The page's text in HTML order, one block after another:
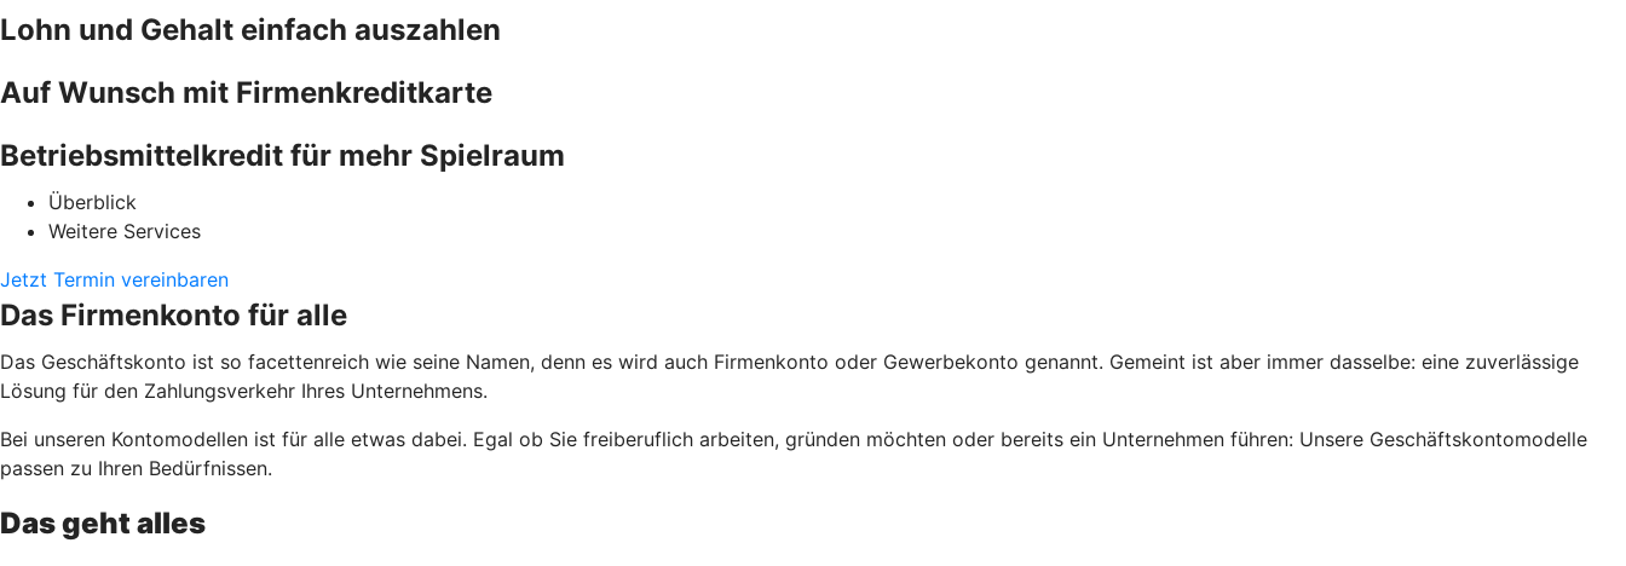
Lohn und Gehalt einfach auszahlen
Auf Wunsch mit Firmenkreditkarte
Betriebsmittelkredit für mehr Spielraum
Überblick
Weitere Services
Jetzt Termin vereinbaren
Das Firmenkonto für alle
Das Geschäftskonto ist so facettenreich wie seine Namen, denn es wird auch Firmenkonto oder Gewerbekonto genannt. Gemeint ist aber immer dasselbe: eine zuverlässige
Lösung für den Zahlungsverkehr Ihres Unternehmens.
Bei unseren Kontomodellen ist für alle etwas dabei. Egal ob Sie freiberuflich arbeiten, gründen möchten oder bereits ein Unternehmen führen: Unsere Geschäftskontomodelle
passen zu Ihren Bedürfnissen.
Das geht alles